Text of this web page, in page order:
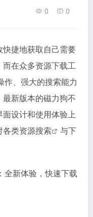
0 0
捷地获取自己需要
在众多资源下载工
作、强大的搜索能力
新版本的磁力狗不
设计和使用体验上
各类资源搜索
与下